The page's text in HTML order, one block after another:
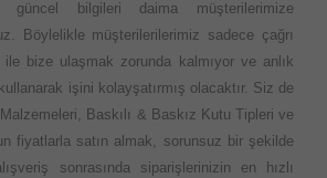
güncel bilgileri daima müşterilerimize
Böylelikle müşterilerilerimiz sadece çağrı
ile bize ulaşmak zorunda kalmıyor ve anlık
işini kolayşatırmış olacaktır. Siz de
Baskılı & Baskız Kutu Tipleri ve
fiyatlarla satın almak, sorunsuz bir şekilde
sonrasında siparişlerinizin en hızlı